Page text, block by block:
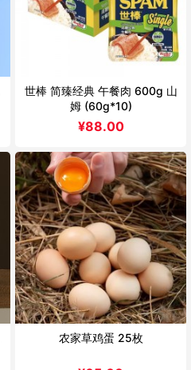
世棒 简臻经典 午餐肉 600g 山
姆 (60g*10)
¥88.00
农家草鸡蛋 25枚